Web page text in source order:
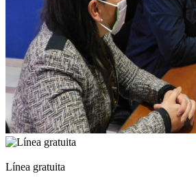
Línea gratuita